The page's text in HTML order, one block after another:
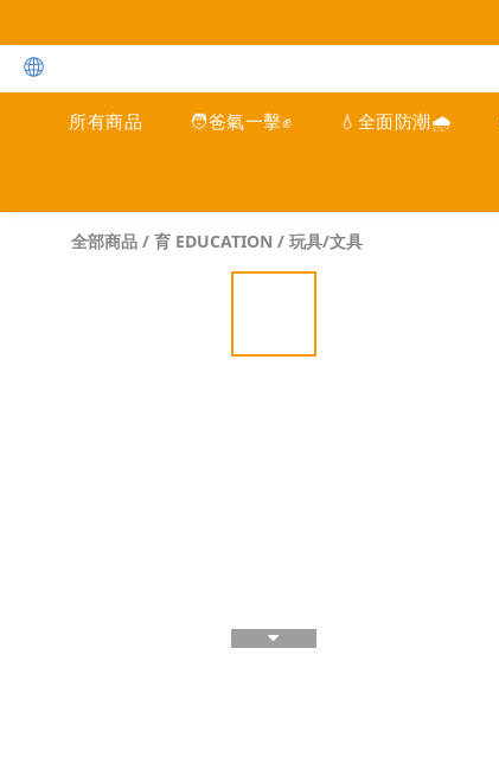
所有商品 🧑爸氣一擊✊ 💧全面防潮🌧️
全部商品 / 育 EDUCATION / 玩具/文具